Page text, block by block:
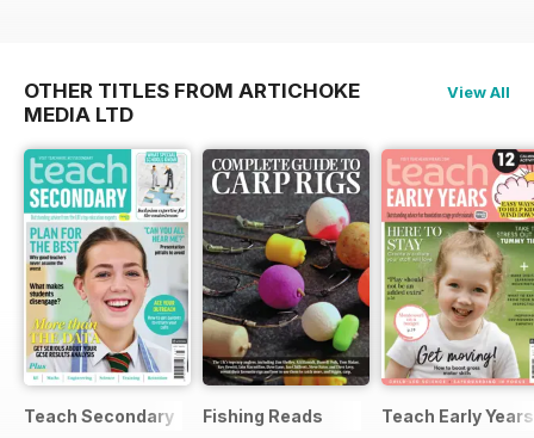
OTHER TITLES FROM ARTICHOKE
MEDIA LTD
View All
Teach Secondary Fishing Reads Teach Early Years